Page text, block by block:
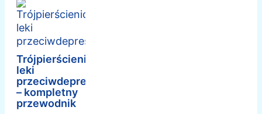
Trójpierścieniowe
leki
przeciwdepresyjne
– kompletny
przewodnik